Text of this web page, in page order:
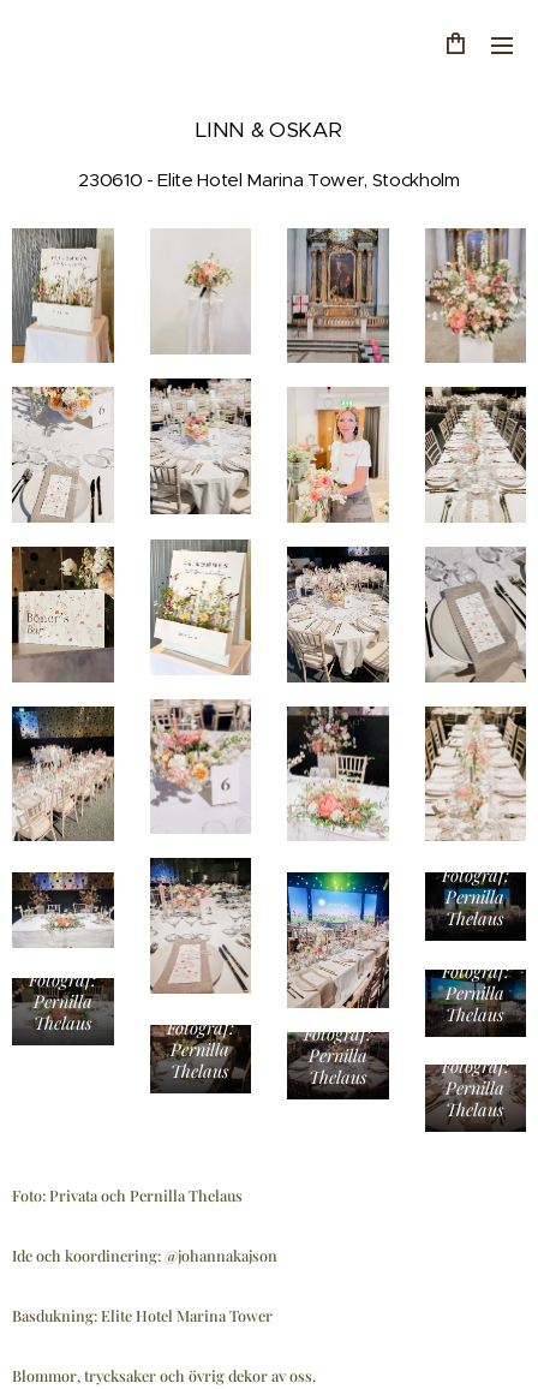
LINN & OSKAR
230610 - Elite Hotel Marina Tower, Stockholm
Fotograf:
Pernilla
Thelaus
Fotograf:
Pernilla
Thelaus
Fotograf:
Pernilla
Thelaus
Fotograf:
Pernilla
Thelaus
Fotograf:
Pernilla
Thelaus
Fotograf:
Pernilla
Thelaus
Foto: Privata och Pernilla Thelaus
Ide och koordinering: @johannakajson
Basdukning: Elite Hotel Marina Tower
Blommor, trycksaker och övrig dekor av oss.